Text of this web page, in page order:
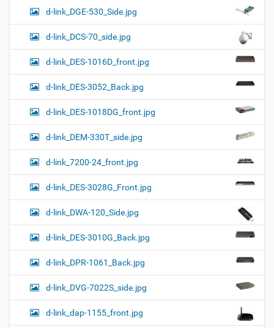
d-link_DGE-530_Side.jpg
d-link_DCS-70_side.jpg
d-link_DES-1016D_front.jpg
d-link_DES-3052_Back.jpg
d-link_DES-1018DG_front.jpg
d-link_DEM-330T_side.jpg
d-link_7200-24_front.jpg
d-link_DES-3028G_Front.jpg
d-link_DWA-120_Side.jpg
d-link_DES-3010G_Back.jpg
d-link_DPR-1061_Back.jpg
d-link_DVG-7022S_side.jpg
d-link_dap-1155_front.jpg